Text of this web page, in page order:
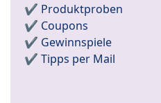
✔️ Produktproben
✔️ Coupons
✔️ Gewinnspiele
✔️ Tipps per Mail